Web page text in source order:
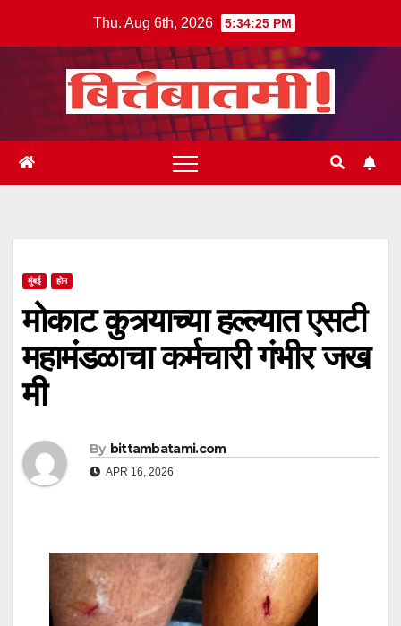
Thu. Aug 6th, 2026 5:34:25 PM
मुंबई होम
मोकाट कुत्र्याच्या हल्ल्यात एसटी
महामंडळाचा कर्मचारी गंभीर जख
मी
By bittambatami.com
APR 16, 2026